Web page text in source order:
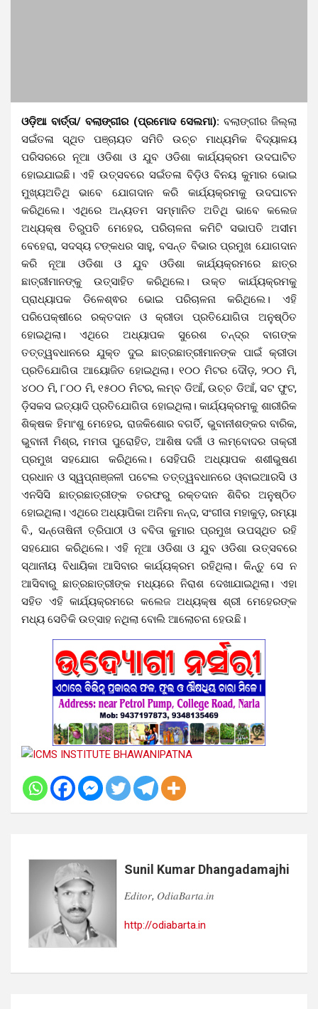
ଓଡ଼ିଆ ବାର୍ତ୍ତା/ ବଲାଙ୍ଗୀର (ପ୍ରମୋଦ ସେଲମା): ବଲାଙ୍ଗୀର ଜିଲ୍ଲା
ସଇଁତଳା ସ୍ଥିତ ପଞ୍ଚାୟତ ସମିତି ଉଚ୍ଚ ମାଧ୍ୟମିକ ବିଦ୍ୟାଳୟ
ପରିସରରେ ନୂଆ ଓଡିଶା ଓ ଯୁବ ଓଡିଶା କାର୍ଯ୍ୟକ୍ରମ ଉଦଘାଟିତ
ହୋଇଯାଇଛି। ଏହି ଉତ୍ସବରେ ସଇଁତଳା ବିଡ଼ିଓ ବିନୟ କୁମାର ଭୋଇ
ମୁଖ୍ୟଅତିଥି ଭାବେ ଯୋଗଦାନ କରି କାର୍ଯ୍ୟକ୍ରମକୁ ଉଦଘାଟନ
କରିଥିଲେ। ଏଥିରେ ଅନ୍ୟତମ ସମ୍ମାନିତ ଅତିଥି ଭାବେ କଲେଜ
ଅଧ୍ୟକ୍ଷ ତିରୁପତି ମେହେର, ପରିଚାଳନା କମିଟି ସଭାପତି ଅସୀମ
ବେହେରା, ସଦସ୍ୟ ଟଙ୍କଧର ସାହୁ, ବସନ୍ତ ବିଭାର ପ୍ରମୁଖ ଯୋଗଦାନ
କରି ନୂଆ ଓଡିଶା ଓ ଯୁବ ଓଡିଶା କାର୍ଯ୍ୟକ୍ରମରେ ଛାତ୍ର
ଛାତ୍ରୀମାନଙ୍କୁ ଉତ୍ସାହିତ କରିଥିଲେ। ଉକ୍ତ କାର୍ଯ୍ୟକ୍ରମକୁ
ପ୍ରାଧ୍ୟାପକ ଡିଳେଶ୍ଵର ଭୋଇ ପରିଚାଳନା କରିଥିଲେ। ଏହି
ପରିପେକ୍ଷୀରେ ରକ୍ତଦାନ ଓ କ୍ରୀଡା ପ୍ରତିଯୋଗିତା ଅନୁଷ୍ଠିତ
ହୋଇଥିଲା। ଏଥିରେ ଅଧ୍ୟାପକ ସୁରେଶ ଚନ୍ଦ୍ର ବାଗଙ୍କ
ତତ୍ତ୍ୱବଧାନରେ ଯୁକ୍ତ ଦୁଇ ଛାତ୍ରଛାତ୍ରୀମାନଙ୍କ ପାଇଁ କ୍ରୀଡା
ପ୍ରତିଯୋଗିତା ଆୟୋଜିତ ହୋଇଥିଲା। ୧୦୦ ମିଟର ଦୌଡ଼, ୨୦୦ ମି,
୪୦୦ ମି, ୮୦୦ ମି, ୧୫୦୦ ମିଟର, ଲମ୍ବ ଡିଆଁ, ଉଚ୍ଚ ଡିଆଁ, ସଟ ଫୁଟ,
ଡ଼ିସକସ ଇତ୍ୟାଦି ପ୍ରତିଯୋଗିତା ହୋଇଥିଲା। କାର୍ଯ୍ୟକ୍ରମକୁ ଶାରୀରିକ
ଶିକ୍ଷକ ହିମାଂଶୁ ମେହେର, ରାଜକିଶୋର ବଗର୍ତି, ଭୁବାନୀଶଙ୍କର ବାରିକ,
ଭୁବାନୀ ମିଶ୍ର, ମମତା ପୁରୋହିତ, ଆଶିଷ ଦର୍ଜୀ ଓ ଲମ୍ବୋଦର ତାକ୍ରୀ
ପ୍ରମୁଖ ସହଯୋଗ କରିଥିଲେ। ସେହିପରି ଅଧ୍ୟାପକ ଶଶୀଭୁଷଣ
ପ୍ରଧାନ ଓ ସ୍ୱପ୍ନାଞ୍ଜଳୀ ପଟେଲ ତତ୍ତ୍ୱବଧାନରେ ଓ୍ବାଇଆରସି ଓ
ଏନସିସି ଛାତ୍ରଛାତ୍ରୀଙ୍କ ତରଫରୁ ରକ୍ତଦାନ ଶିବିର ଅନୁଷ୍ଠିତ
ହୋଇଥିଲା। ଏଥିରେ ଅଧ୍ୟାପିକା ଅନିମା ନନ୍ଦ, ସଂଗୀତା ମହାକୁଡ଼, ରମ୍ୟା
ବି., ସନ୍ତୋଷିନୀ ତ୍ରିପାଠୀ ଓ ବବିତା କୁମାର ପ୍ରମୁଖ ଉପସ୍ଥିତ ରହି
ସହଯୋଗ କରିଥିଲେ। ଏହି ନୂଆ ଓଡିଶା ଓ ଯୁବ ଓଡିଶା ଉତ୍ସବରେ
ସ୍ଥାନୀୟ ବିଧାୟିକା ଆସିବାର କାର୍ଯ୍ୟକ୍ରମ ରହିଥିଲା। କିନ୍ତୁ ସେ ନ
ଆସିବାରୁ ଛାତ୍ରଛାତ୍ରୀଙ୍କ ମଧ୍ୟରେ ନିରାଶ ଦେଖାଯାଇଥିଲା। ଏହା
ସହିତ ଏହି କାର୍ଯ୍ୟକ୍ରମରେ କଲେଜ ଅଧ୍ୟକ୍ଷ ଶ୍ରୀ ମେହେରଙ୍କ
ମଧ୍ୟ ସେତିକି ଉତ୍ସାହ ନଥିଲା ବୋଲି ଆଲୋଚନା ହେଉଛି।
Sunil Kumar Dhangadamajhi
𝐸𝑑𝑖𝑡𝑜𝑟, 𝑂𝑑𝑖𝑎𝐵𝑎𝑟𝑡𝑎.𝑖𝑛
http://odiabarta.in